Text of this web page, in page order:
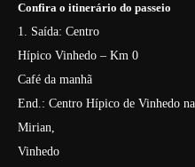
Confira o itinerário do passeio
1. Saída: Centro
Hípico Vinhedo – Km 0
Café da manhã
End.: Centro Hípico de Vinhedo
Mirian,
Vinhedo